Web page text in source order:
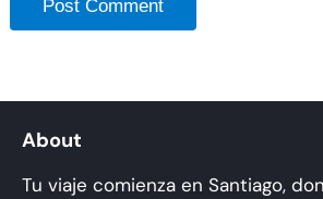
About
Tu viaje comienza en Santiago,